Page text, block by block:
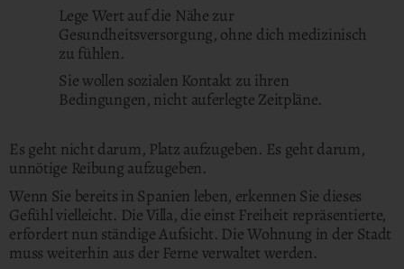
Lege Wert auf die Nähe zur
Gesundheitsversorgung, ohne dich medizinisch
zu fühlen.
Sie wollen sozialen Kontakt zu ihren
Bedingungen, nicht auferlegte Zeitpläne.
Es geht nicht darum, Platz aufzugeben. Es geht darum,
unnötige Reibung aufzugeben.
Wenn Sie bereits in Spanien leben, erkennen Sie dieses
Gefühl vielleicht. Die Villa, die einst Freiheit repräsentierte,
erfordert nun ständige Aufsicht. Die Wohnung in der Stadt
muss weiterhin aus der Ferne verwaltet werden.